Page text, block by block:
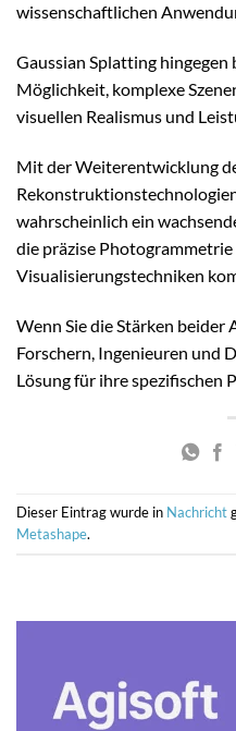
wissenschaftlichen
Gaussian Splatting
Möglichkeit, komplexe
visuellen Realismus und
Mit der Weiterentwicklung
wahrscheinlich ein
die präzise
Visualisierungstechniken
Wenn Sie die Stärken beider
Forschern, Ingenieuren und
Lösung für ihre spezifischen
Dieser Eintrag wurde in Nachricht
Metashape.